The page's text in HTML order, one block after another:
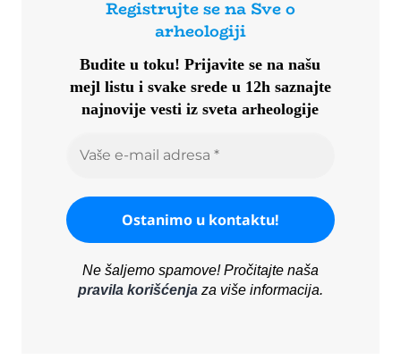
Registrujte se na Sve o
arheologiji
Budite u toku!Prijavite se na našu
mejl listu i svake srede u 12h saznajte
najnovije vesti iz sveta arheologije
Ne šaljemo spamove! Pročitajte naša
pravila korišćenjaza više informacija.